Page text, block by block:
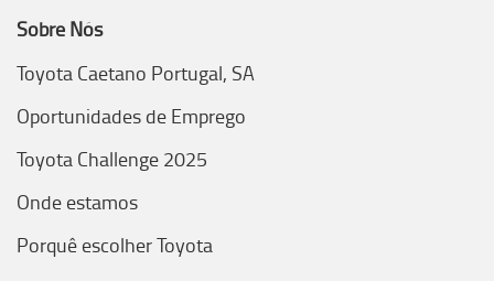
Sobre Nós
Toyota Caetano Portugal, SA
Oportunidades de Emprego
Toyota Challenge 2025
Onde estamos
Porquê escolher Toyota